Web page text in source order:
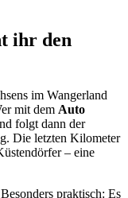
ihr den
im Wangerland
mit dem Auto
folgt dann der
Die letzten Kilometer
– eine
praktisch: Es